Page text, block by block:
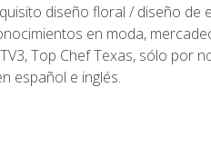
diseño floral / diseño
en moda,
Top Chef Texas, sólo por
español e inglés.